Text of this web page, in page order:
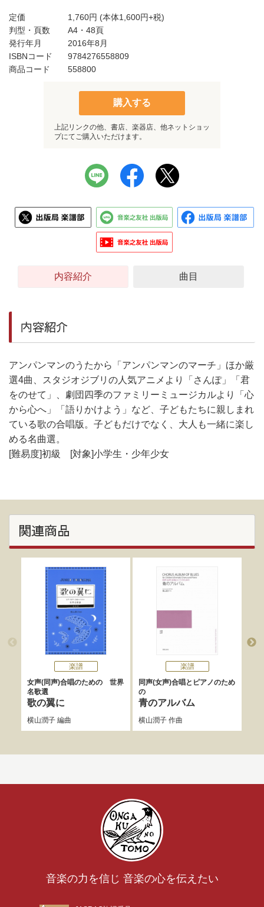
定価 1,760円 (本体1,600円+税)
判型・頁数
A4・48頁
発行年月
2016年8月
ISBNコード
9784276558809
商品コード
558800
購入する
上記リンクの他、書店、楽器店、他ネットショッ
プにてご購入いただけます。
内容紹介 曲目
内容紹介
アンパンマンのうたから「アンパンマンのマーチ」ほか厳
選4曲、スタジオジブリの人気アニメより「さんぽ」「君
をのせて」、劇団四季のファミリーミュージカルより「心
から心へ」「語りかけよう」など、子どもたちに親しまれ
ている歌の合唱版。子どもだけでなく、大人も一緒に楽し
める名曲選。
[難易度]初級 [対象]小学生・少年少女
関連商品
楽譜
女声(同声)合唱のための 世界
名歌選
歌の翼に
横山潤子編曲
楽譜
同声(女声)合唱とピアノのため
の
青のアルバム
横山潤子作曲
音楽の力を信じ 音楽の心を伝えたい